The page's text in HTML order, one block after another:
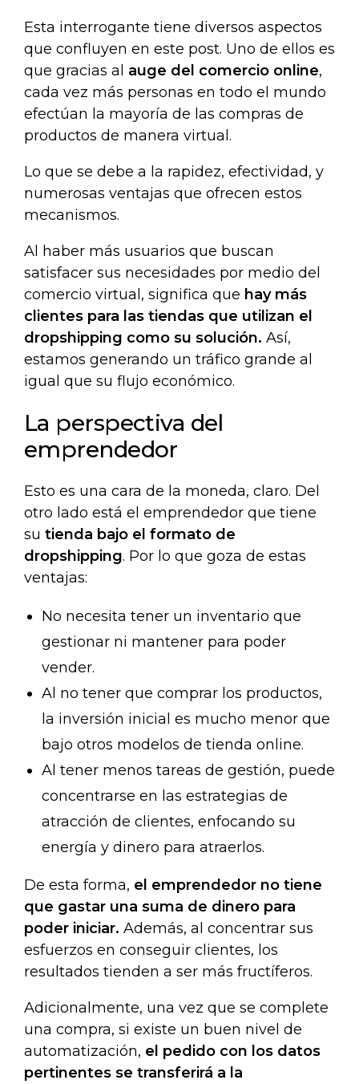
Esta interrogante tiene diversos aspectos
que confluyen en este post. Uno de ellos es
que gracias al auge del comercio online,
cada vez más personas en todo el mundo
efectúan la mayoría de las compras de
productos de manera virtual.
Lo que se debe a la rapidez, efectividad, y
numerosas ventajas que ofrecen estos
mecanismos.
Al haber más usuarios que buscan
satisfacer sus necesidades por medio del
comercio virtual, significa que hay más
clientes para las tiendas que utilizan el
dropshipping como su solución. Así,
estamos generando un tráfico grande al
igual que su flujo económico.
La perspectiva del
emprendedor
Esto es una cara de la moneda, claro. Del
otro lado está el emprendedor que tiene
su tienda bajo el formato de
dropshipping. Por lo que goza de estas
ventajas:
No necesita tener un inventario que
gestionar ni mantener para poder
vender.
Al no tener que comprar los productos,
la inversión inicial es mucho menor que
bajo otros modelos de tienda online.
Al tener menos tareas de gestión, puede
concentrarse en las estrategias de
atracción de clientes, enfocando su
energía y dinero para atraerlos.
De esta forma, el emprendedor no tiene
que gastar una suma de dinero para
poder iniciar. Además, al concentrar sus
esfuerzos en conseguir clientes, los
resultados tienden a ser más fructíferos.
Adicionalmente, una vez que se complete
una compra, si existe un buen nivel de
automatización, el pedido con los datos
pertinentes se transferirá a la